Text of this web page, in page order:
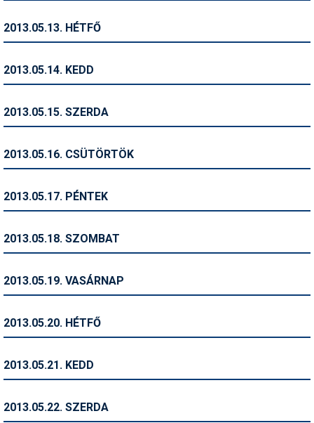
Sífelszerelés
Símánia
Síszerviz
Snowboard
Szakértők
2013.05.13. HÉTFŐ
2013.05.14. KEDD
2013.05.15. SZERDA
2013.05.16. CSÜTÖRTÖK
2013.05.17. PÉNTEK
2013.05.18. SZOMBAT
2013.05.19. VASÁRNAP
2013.05.20. HÉTFŐ
2013.05.21. KEDD
2013.05.22. SZERDA